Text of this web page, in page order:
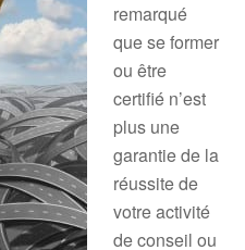
remarqué
que se former
ou être
certifié n’est
plus une
garantie de la
réussite de
votre activité
de conseil ou